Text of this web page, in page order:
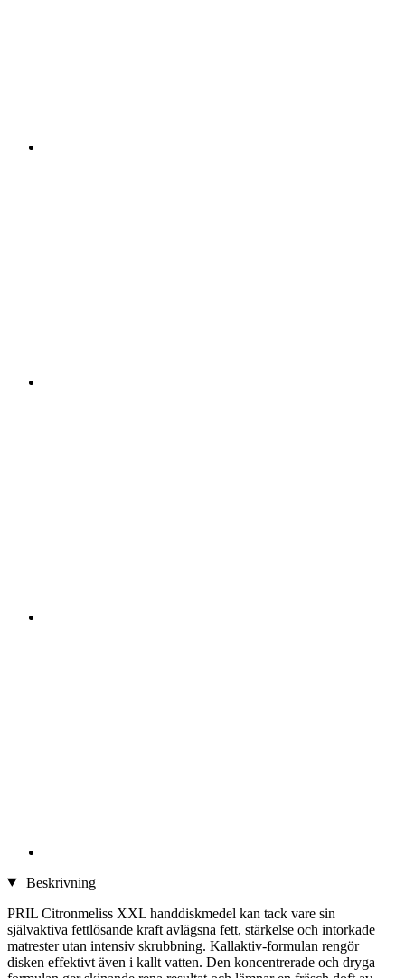
Beskrivning
PRIL Citronmeliss XXL handdiskmedel kan tack vare sin
självaktiva fettlösande kraft avlägsna fett, stärkelse och intorkade
matrester utan intensiv skrubbning. Kallaktiv-formulan rengör
disken effektivt även i kallt vatten. Den koncentrerade och dryga